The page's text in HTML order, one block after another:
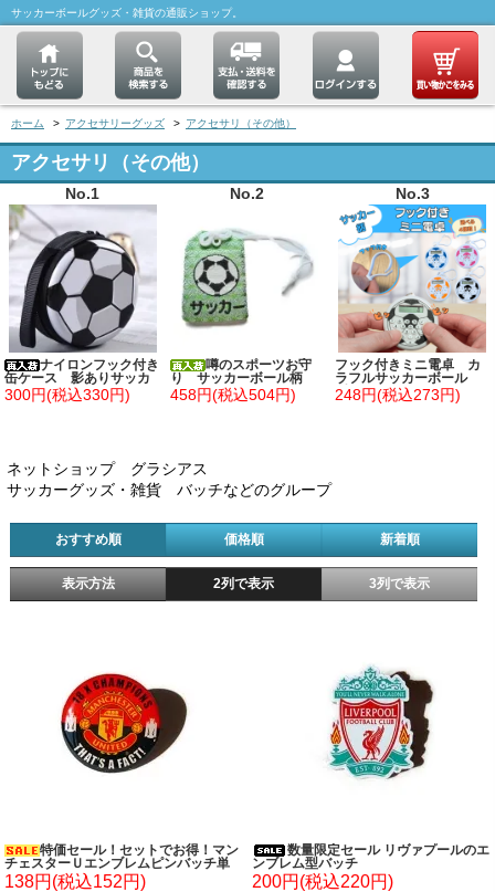
サッカーボールグッズ・雑貨の通販ショップ。
ホーム > アクセサリーグッズ > アクセサリ（その他）
アクセサリ（その他）
No.1
ナイロンフック付き
缶ケース 影ありサッカ
ーボール
300円(税込330円)
No.2
噂のスポーツお守
り サッカーボール柄
458円(税込504円)
No.3
フック付きミニ電卓 カ
ラフルサッカーボール
型 １個
248円(税込273円)
ネットショップ グラシアス
サッカーグッズ・雑貨 バッチなどのグループ
おすすめ順 価格順 新着順
表示方法 2列で表示 3列で表示
特価セール！セットでお得！マン
チェスターＵエンブレムピンバッチ単
価１２８円～
138円(税込152円)
数量限定セール リヴァプールのエ
ンブレム型バッチ
200円(税込220円)